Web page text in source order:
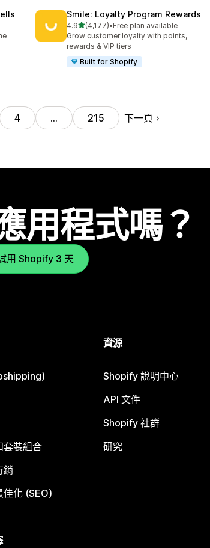
Smile: Loyalty Program Rewards
4.9滿分 5 顆星
(4,177)
共有 4177 則評價
•Free plan available
Grow customer loyalty with points,
rewards & VIP tiers
Built for Shopify
4 … 215 下一頁
用程式嗎？
用 Shopify 3 天
套裝組合
銷
佳化 (SEO)
資源
Shopify 說明中心
API 文件
Shopify 社群
研究